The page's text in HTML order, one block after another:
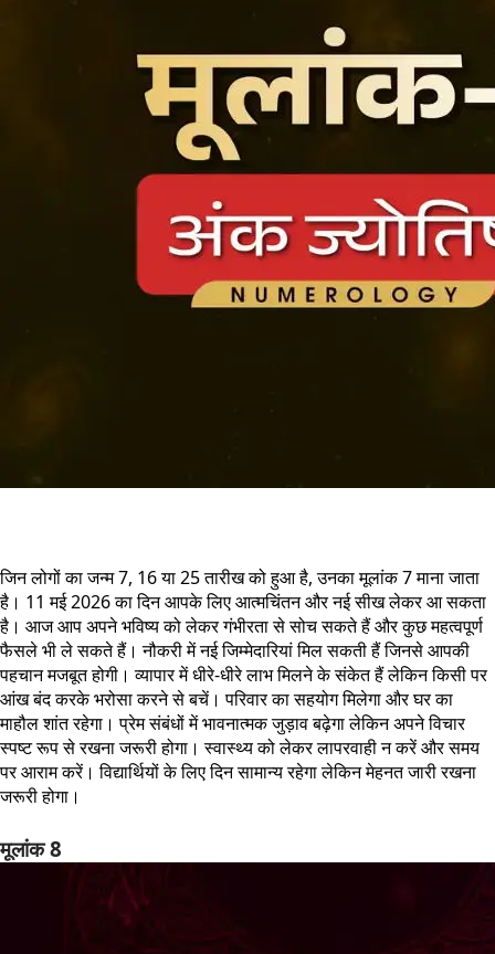
जिन लोगों का जन्म 7, 16 या 25 तारीख को हुआ है, उनका मूलांक 7 माना जाता
है। 11 मई 2026 का दिन आपके लिए आत्मचिंतन और नई सीख लेकर आ सकता
है। आज आप अपने भविष्य को लेकर गंभीरता से सोच सकते हैं और कुछ महत्वपूर्ण
फैसले भी ले सकते हैं। नौकरी में नई जिम्मेदारियां मिल सकती हैं जिनसे आपकी
पहचान मजबूत होगी। व्यापार में धीरे-धीरे लाभ मिलने के संकेत हैं लेकिन किसी पर
आंख बंद करके भरोसा करने से बचें। परिवार का सहयोग मिलेगा और घर का
माहौल शांत रहेगा। प्रेम संबंधों में भावनात्मक जुड़ाव बढ़ेगा लेकिन अपने विचार
स्पष्ट रूप से रखना जरूरी होगा। स्वास्थ्य को लेकर लापरवाही न करें और समय
पर आराम करें। विद्यार्थियों के लिए दिन सामान्य रहेगा लेकिन मेहनत जारी रखना
जरूरी होगा।
मूलांक 8